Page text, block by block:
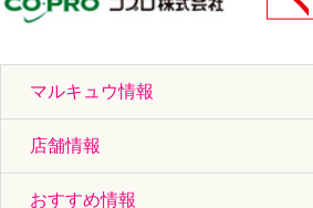
マルキュウ情報
店舗情報
おすすめ情報